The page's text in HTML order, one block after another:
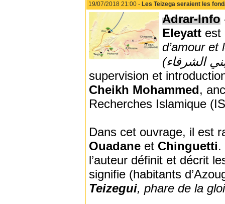
19/07/2018 21:00 - Les Teizega seraient les
Adrar-Info
Eleyatt est
d’amour
supervision et
Cheikh Mohammed,
Recherches Islamique
Dans cet ouvrage, il est
Ouadane et Chinguetti.
l’auteur définit et décrit
signifie (habitants
Teizegui, phare de la